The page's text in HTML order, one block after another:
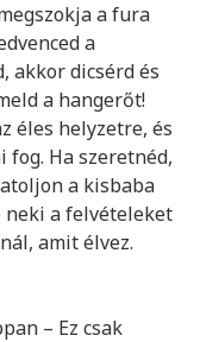
a fura
a
akkor dicsérd és
a hangerőt!
éles helyzetre, és
Ha szeretnéd,
a kisbaba
a felvételeket
amit élvez.
– Ez csak